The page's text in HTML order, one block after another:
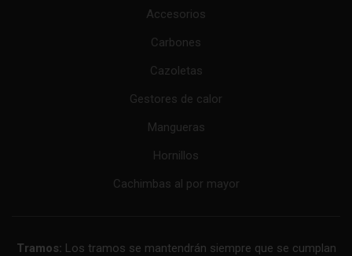
Accesorios
Carbones
Cazoletas
Gestores de calor
Mangueras
Hornillos
Cachimbas al por mayor
Tramos: Los tramos se mantendrán siempre que se cumplan